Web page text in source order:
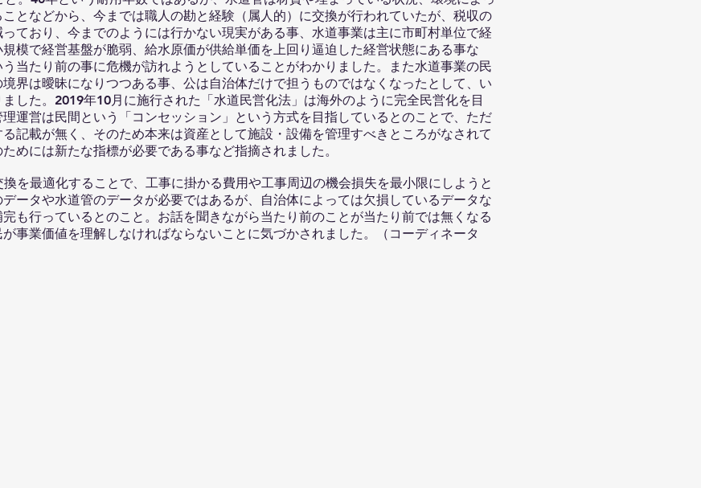
となどから、今までは職人の勘と経験（属人的）に交換が行われていたが、税収の
ており、今までのようには行かない現実がある事、水道事業は主に市町村単位で経
模で経営基盤が脆弱、給水原価が供給単価を上回り逼迫した経営状態にある事な
当たり前の事に危機が訪れようとしていることがわかりました。また水道事業の民
界は曖昧になりつつある事、公は自治体だけで担うものではなくなったとして、い
した。2019年10月に施行された「水道民営化法」は海外のように完全民営化を目
運営は民間という「コンセッション」という方式を目指しているとのことで、ただ
記載が無く、そのため本来は資産として施設・設備を管理すべきところがなされて
めには新たな指標が必要である事など指摘されました。
を最適化することで、工事に掛かる費用や工事周辺の機会損失を最小限にしようと
ータや水道管のデータが必要ではあるが、自治体によっては欠損しているデータな
も行っているとのこと。お話を聞きながら当たり前のことが当たり前では無くなる
事業価値を理解しなければならないことに気づかされました。（コーディネータ